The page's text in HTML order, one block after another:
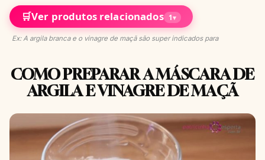
🛒Ver produtos relacionados 1▾
Ex: A argila branca e o vinagre de maçã são super indicados para
COMO PREPARAR A MÁSCARA DE
ARGILA E VINAGRE DE MAÇÃ